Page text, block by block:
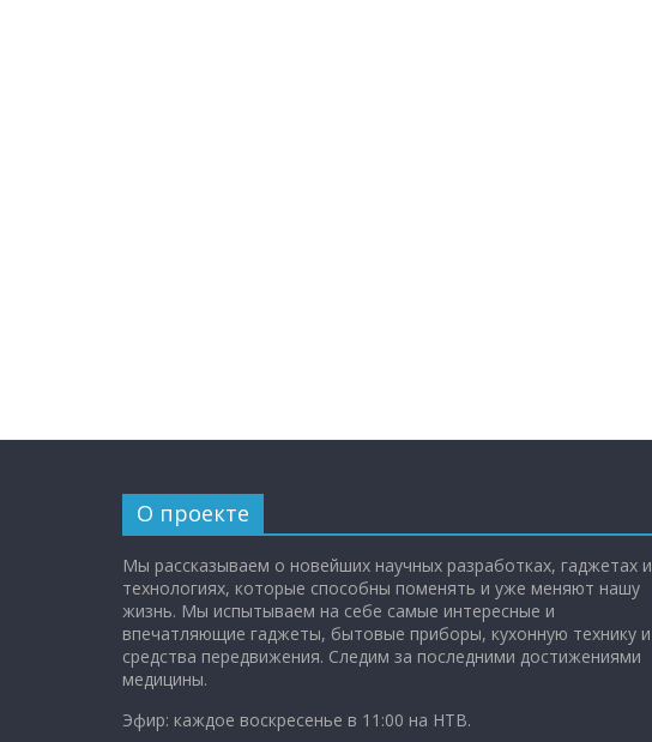
О проекте
Мы рассказываем о новейших научных разработках, гаджетах и
технологиях, которые способны поменять и уже меняют нашу
жизнь. Мы испытываем на себе самые интересные и
впечатляющие гаджеты, бытовые приборы, кухонную технику и
средства передвижения. Следим за последними достижениями
медицины.
Эфир: каждое воскресенье в 11:00 на НТВ.